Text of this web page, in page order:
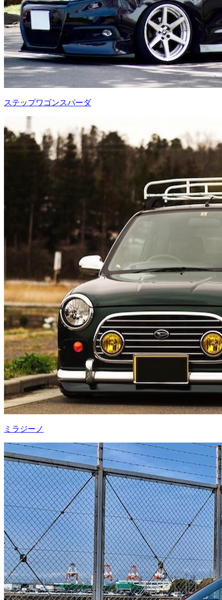
ステップワゴンスパーダ
ミラジーノ